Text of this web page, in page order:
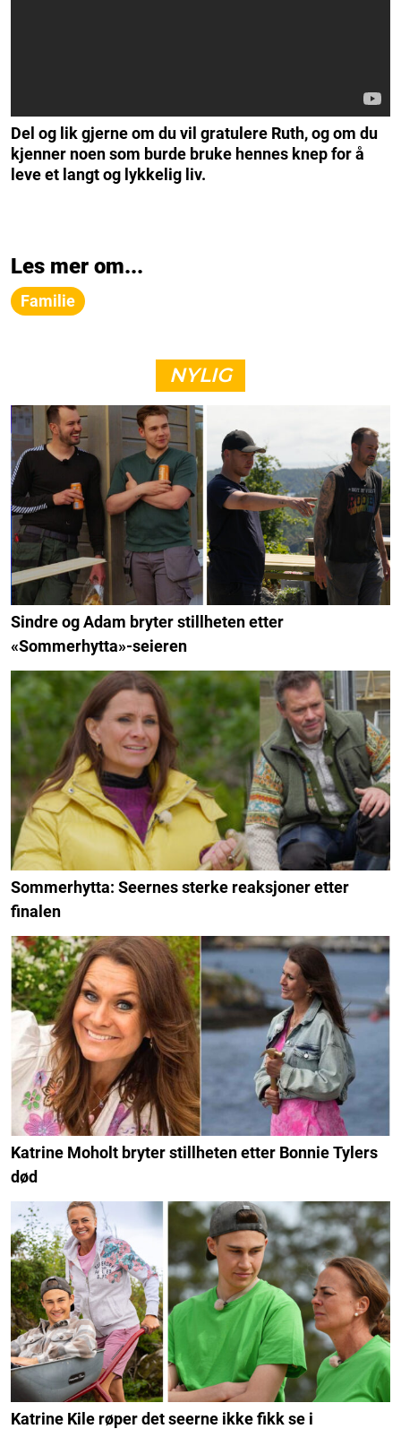
Del og lik gjerne om du vil gratulere Ruth, og om du
kjenner noen som burde bruke hennes knep for å
leve et langt og lykkelig liv.
Les mer om...
Familie
NYLIG
Sindre og Adam bryter stillheten etter
«Sommerhytta»-seieren
Sommerhytta: Seernes sterke reaksjoner etter
finalen
Katrine Moholt bryter stillheten etter Bonnie Tylers
død
Katrine Kile røper det seerne ikke fikk se i